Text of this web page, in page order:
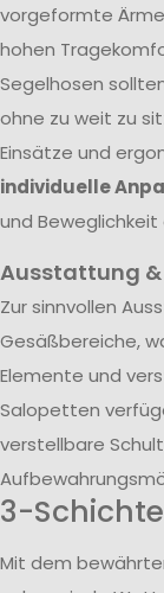
vorgeformte
hohen
Segelhosen
ohne zu weit zu
Einsätze und
individuelle
und
Ausstattung
Zur sinnvollen
Gesäßbereiche,
Elemente und
Salopetten
verstellbare
3-
Mit dem